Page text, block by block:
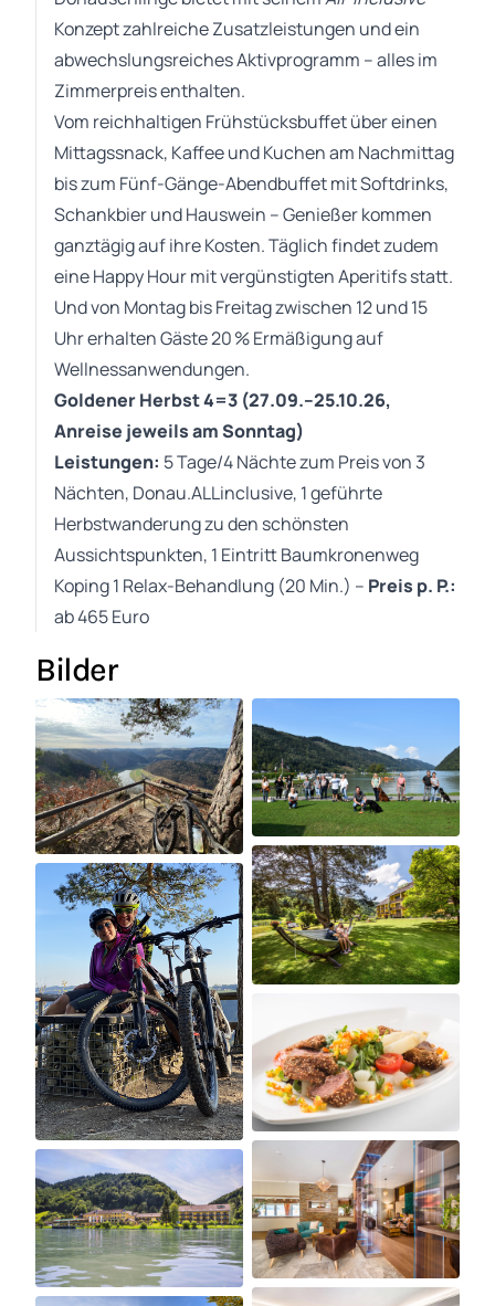
Konzept zahlreiche Zusatzleistungen und ein
abwechslungsreiches Aktivprogramm – alles im
Zimmerpreis enthalten.
Vom reichhaltigen Frühstücksbuffet über einen
Mittagssnack, Kaffee und Kuchen am Nachmittag
bis zum Fünf-Gänge-Abendbuffet mit Softdrinks,
Schankbier und Hauswein – Genießer kommen
ganztägig auf ihre Kosten. Täglich findet zudem
eine Happy Hour mit vergünstigten Aperitifs statt.
Und von Montag bis Freitag zwischen 12 und 15
Uhr erhalten Gäste 20 % Ermäßigung auf
Wellnessanwendungen.
Goldener Herbst 4=3 (27.09.–25.10.26,
Anreise jeweils am Sonntag)
Leistungen: 5 Tage/4 Nächte zum Preis von 3
Nächten, Donau.ALLinclusive, 1 geführte
Herbstwanderung zu den schönsten
Aussichtspunkten, 1 Eintritt Baumkronenweg
Koping 1 Relax-Behandlung (20 Min.) – Preis p. P.:
ab 465 Euro
Bilder